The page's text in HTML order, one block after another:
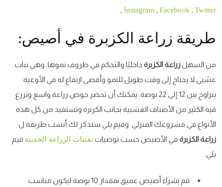
Instagram Facebook Twitter
طريقة زراعة الكزبرة في أصيص:
من السهلزراعة الكزبرة داخليًا والتحكم في ظروف نموها. وهي نبات
عشبي لا يحتاج إلى وقت طويل للنمو وأقصى ارتفاع له في الأوعية
يتراوح بين 12 إلى 22 بوصة. يمكنك أن تحضر حوض زراعة واسع وتزرع
فيه الكثير من الأصناف العشبية بجانب الكزبرة وتستفيد من كل هذه
الأنواع في مشروعك المنزلي. وفيم يلي سنذكر لك أنسب طريقة ل
زراعة الكزبرة في الأصيص حسب توصياتتقنيات الزراعة الحديثة فيم
يلي:
قم بشراء أصيص عميق بمقدار 10 بوصة ليكون مناسب